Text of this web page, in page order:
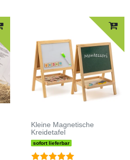
Kleine Magnetische
Kreidetafel
sofort lieferbar